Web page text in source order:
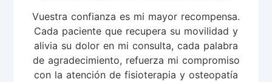
Vuestra confianza es mi mayor recompensa.
Cada paciente que recupera su movilidad y
alivia su dolor en mi consulta, cada palabra
de agradecimiento, refuerza mi compromiso
con la atención de fisioterapia y osteopatía